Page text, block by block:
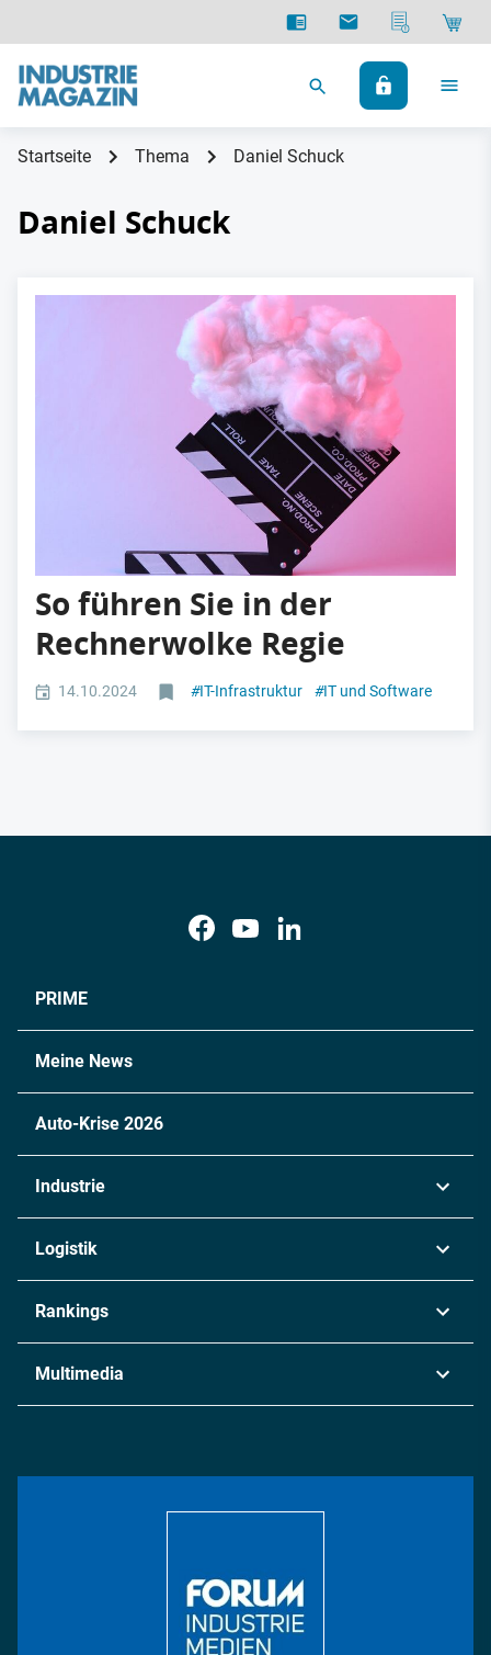
Startseite Thema Daniel Schuck
Daniel Schuck
So führen Sie in der
Rechnerwolke Regie
14.10.2024 #IT-Infrastruktur #IT und Software
PRIME
Meine News
Auto-Krise 2026
Industrie
Chemie
Metall
Energie
Logistik
Rankings
Multimedia